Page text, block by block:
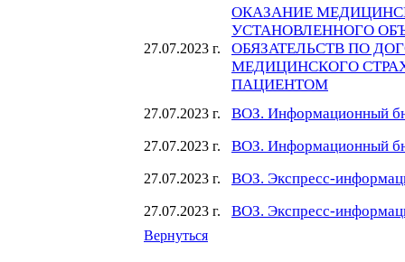
27.07.2023 г.
ОКАЗАНИЕ
УСТАНОВЛЕННОГО
ОБЯЗАТЕЛЬСТВ ПО
МЕДИЦИНСКОГО
ПАЦИЕНТОМ
27.07.2023 г. ВОЗ. Информационный
27.07.2023 г. ВОЗ. Информационный
27.07.2023 г. ВОЗ. Экспресс-
27.07.2023 г. ВОЗ. Экспресс-
Вернуться